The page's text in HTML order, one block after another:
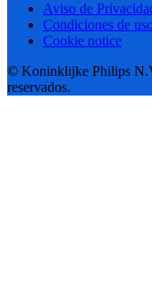
Aviso de
Condiciones de
Cookie notice
© Koninklijke Philips
reservados.